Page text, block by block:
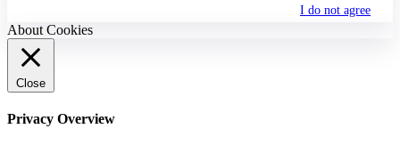
I do not agree
About Cookies
Close
Privacy Overview